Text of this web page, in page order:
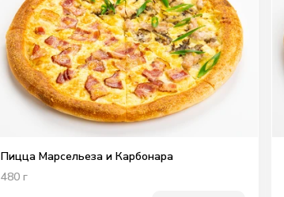
Пицца Марсельеза и Карбонара
480 г